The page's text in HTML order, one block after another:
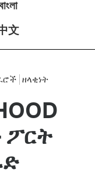
文
ዘላቂነት
ፖርት